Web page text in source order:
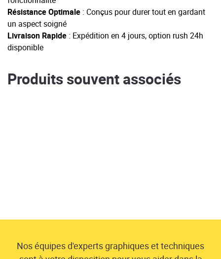
Résistance Optimale : Conçus pour durer tout en gardant
un aspect soigné
Livraison Rapide : Expédition en 4 jours, option rush 24h
disponible
Produits souvent associés
Nos équipes d'experts graphiques et techniques